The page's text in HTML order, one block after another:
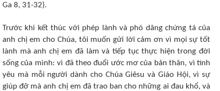
Ga 8, 31-32).
Trước khi kết thúc với phép lành và phó dâng chứng tá của
anh chị em cho Chúa, tôi muốn gửi lời cảm ơn vì mọi sự tốt
lành mà anh chị em đã làm và tiếp tục thực hiện trong đời
sống của mình: vì đã theo đuổi ước mơ của bản thân, vì tình
yêu mà mỗi người dành cho Chúa Giêsu và Giáo Hội, vì sự
giúp đỡ mà anh chị em đã trao ban cho những ai đau khổ, và